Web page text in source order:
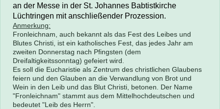
an der Messe in der St. Johannes Babtistkirche
Lüchtringen mit anschließender Prozession.
Anmerkung:
Fronleichnam, auch bekannt als das Fest des Leibes und
Blutes Christi, ist ein katholisches Fest, das jedes Jahr am
zweiten Donnerstag nach Pfingsten (dem
Dreifaltigkeitssonntag) gefeiert wird.
Es soll die Eucharistie als Zentrum des christlichen Glaubens
feiern und den Glauben an die Verwandlung von Brot und
Wein in den Leib und das Blut Christi, betonen. Der Name
"Fronleichnam" stammt aus dem Mittelhochdeutschen und
bedeutet "Leib des Herrn".